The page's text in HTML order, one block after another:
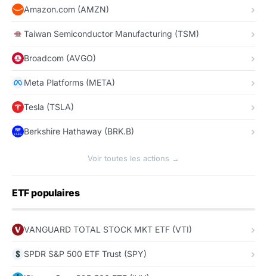
Amazon.com (AMZN)
Taiwan Semiconductor Manufacturing (TSM)
Broadcom (AVGO)
Meta Platforms (META)
Tesla (TSLA)
Berkshire Hathaway (BRK.B)
Voir toutes les actions →
ETF populaires
VANGUARD TOTAL STOCK MKT ETF (VTI)
SPDR S&P 500 ETF Trust (SPY)